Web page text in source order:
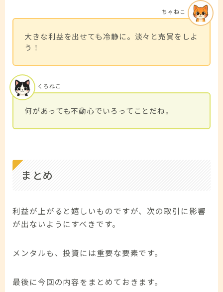
大きな利益を出せても冷静に。淡々と売買をしよ
う！
ちゃねこ
何があっても不動心でいろってことだね。
くろねこ
まとめ
利益が上がると嬉しいものですが、次の取引に影響
が出ないようにすべきです。
メンタルも、投資には重要な要素です。
最後に今回の内容をまとめておきます。